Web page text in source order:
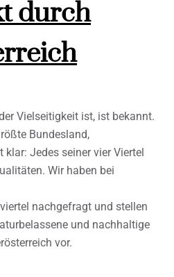
durch
Vielseitigkeit ist, ist bekannt.
Bundesland,
klar: Jedes seiner vier Viertel
Wir haben bei
nachgefragt und stellen
und nachhaltige
vor.